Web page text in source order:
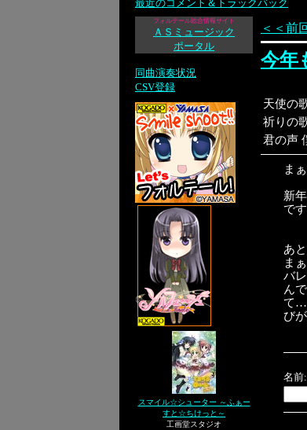
最近のコメント＆トラックバック
フォルテール総合情報サイト
ＡＳミュージック
ポータル
同曲演奏状況
CSV登録
スマイル☆シューター ～ふぁー
すと☆ちけっと～
工画堂スタジオ
＜＜前
今年
天使の
祈りの
君の声
ま
新
で
あ
ま
バ
ん
て…
び
名前: